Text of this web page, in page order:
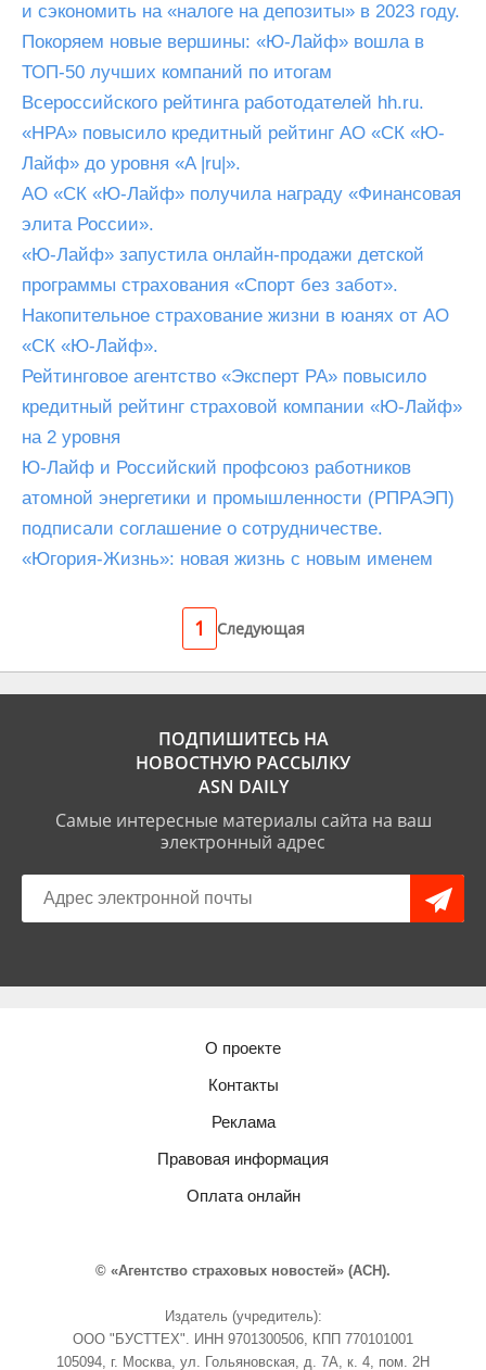
и сэкономить на «налоге на депозиты» в 2023 году.
Покоряем новые вершины: «Ю-Лайф» вошла в
ТОП-50 лучших компаний по итогам
Всероссийского рейтинга работодателей hh.ru.
«НРА» повысило кредитный рейтинг АО «СК «Ю-
Лайф» до уровня «A |ru|».
АО «СК «Ю-Лайф» получила награду «Финансовая
элита России».
«Ю-Лайф» запустила онлайн-продажи детской
программы страхования «Спорт без забот».
Накопительное страхование жизни в юанях от АО
«СК «Ю-Лайф».
Рейтинговое агентство «Эксперт РА» повысило
кредитный рейтинг страховой компании «Ю-Лайф»
на 2 уровня
Ю-Лайф и Российский профсоюз работников
атомной энергетики и промышленности (РПРАЭП)
подписали соглашение о сотрудничестве.
«Югория-Жизнь»: новая жизнь с новым именем
1 Следующая
ПОДПИШИТЕСЬ НА
НОВОСТНУЮ РАССЫЛКУ
ASN DAILY
Самые интересные материалы сайта на ваш
электронный адрес
О проекте
Контакты
Реклама
Правовая информация
Оплата онлайн
© «Агентство страховых новостей» (АСН).
Издатель (учредитель):
ООО "БУСТТЕХ". ИНН 9701300506, КПП 770101001
105094, г. Москва, ул. Гольяновская, д. 7А, к. 4, пом. 2Н